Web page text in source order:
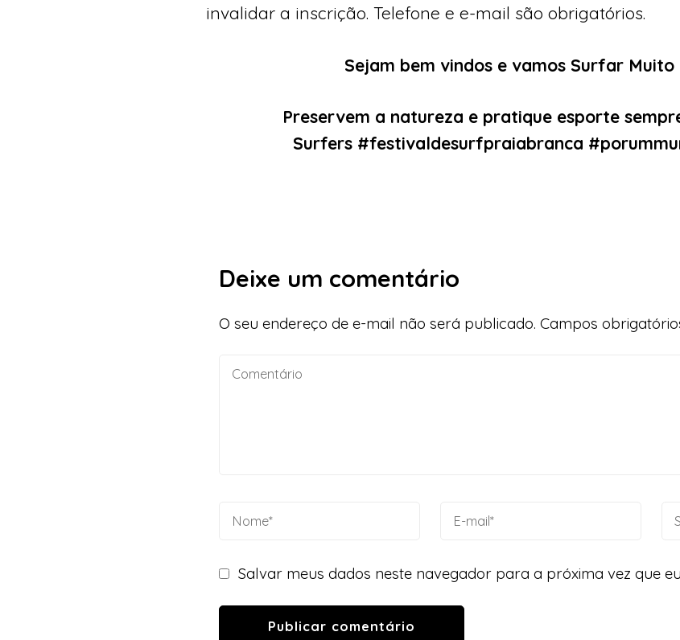
invalidar a inscrição. Telefone e e-mail são obrigatórios.
Sejam bem vindos e vamos Surfar Muito
Preservem a natureza e pratique esporte
Surfers #festivaldesurfpraiabranca
Deixe um comentário
O seu endereço de e-mail não será publicado. Campos
Salvar meus dados neste navegador para a próxima vez que